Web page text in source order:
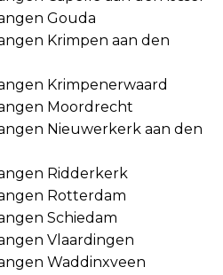
Gouda
Krimpen aan den
Krimpenerwaard
Moordrecht
Nieuwerkerk aan den
Ridderkerk
Rotterdam
Schiedam
Vlaardingen
Waddinxveen